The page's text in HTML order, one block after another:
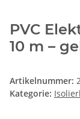
PVC
10 m –
Artikelnummer:
Kategorie: